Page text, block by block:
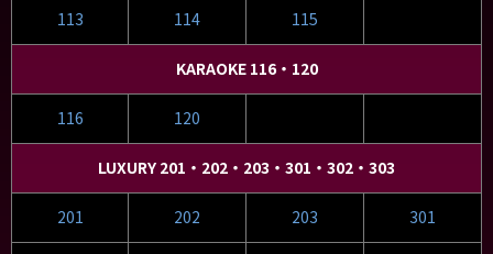
113 114 115
KARAOKE 116・120
116 120
LUXURY 201・202・203・301・302・303
201 202 203 301